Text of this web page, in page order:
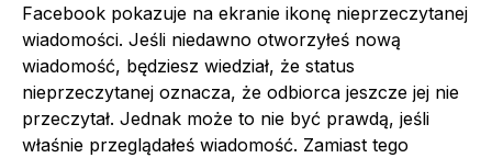
Facebook pokazuje na ekranie ikonę nieprzeczytanej
wiadomości. Jeśli niedawno otworzyłeś nową
wiadomość, będziesz wiedział, że status
nieprzeczytanej oznacza, że odbiorca jeszcze jej nie
przeczytał. Jednak może to nie być prawdą, jeśli
właśnie przeglądałeś wiadomość. Zamiast tego